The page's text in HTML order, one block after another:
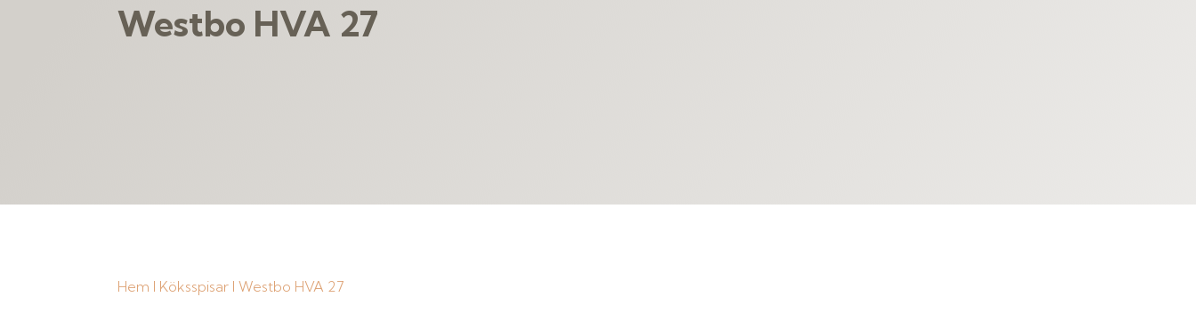
Westbo HVA 27
Hem I Köksspisar I Westbo HVA 27